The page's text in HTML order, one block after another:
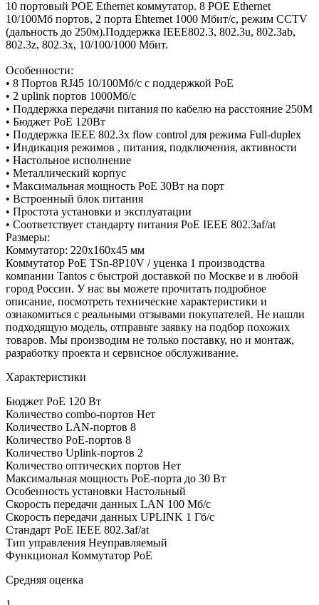
10 портовый POE Ethernet коммутатор. 8 POE Ethernet
10/100Мб портов, 2 порта Ehternet 1000 Мбит/с, режим CCTV
(дальность до 250м).Поддержка IEEE802.3, 802.3u, 802.3ab,
802.3z, 802.3x, 10/100/1000 Мбит.
Особенности:
• 8 Портов RJ45 10/100Мб/с с поддержкой PoE
• 2 uplink портов 1000Mб/с
• Поддержка передачи питания по кабелю на расстояние 250M
• Бюджет PoE 120Вт
• Поддержка IEEE 802.3x flow control для режима Full-duplex
• Индикация режимов , питания, подключения, активности
• Настольное исполнение
• Металлический корпус
• Максимальная мощность PoE 30Вт на порт
• Встроенный блок питания
• Простота установки и эксплуатации
• Соответствует стандарту питания PoE IEEE 802.3af/at
Размеры:
Коммутатор: 220x160x45 мм
Коммутатор PoE TSn-8P10V / уценка 1 производства
компании Tantos с быстрой доставкой по Москве и в любой
город России. У нас вы можете прочитать подробное
описание, посмотреть технические характеристики и
ознакомиться с реальными отзывами покупателей. Не нашли
подходящую модель, отправьте заявку на подбор похожих
товаров. Мы производим не только поставку, но и монтаж,
разработку проекта и сервисное обслуживание.
Характеристики
Бюджет PoE 120 Вт
Количество combo-портов Нет
Количество LAN-портов 8
Количество PoE-портов 8
Количество Uplink-портов 2
Количество оптических портов Нет
Максимальная мощность PoE-порта до 30 Вт
Особенность установки Настольный
Скорость передачи данных LAN 100 Мб/с
Скорость передачи данных UPLINK 1 Гб/с
Стандарт PoE IEEE 802.3af/at
Тип управления Неуправляемый
Функционал Коммутатор PoE
Средняя оценка